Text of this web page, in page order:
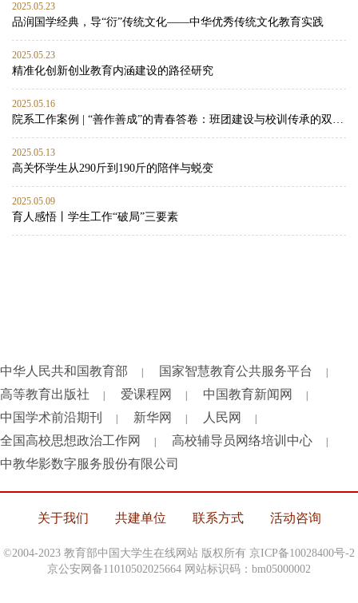
2025.05.23
品润国学经典，导“衍”传统文化——中华优秀传统文化教育实践
2025.05.23
精准化创新创业教育内涵建设的路径研究
2025.05.16
院系工作案例 | “善作善成”的青春答卷：班团建设与校训传承的双向赋能实践
2025.05.13
高关怀学生从290斤到190斤的陪伴与蜕变
2025.05.09
育人感悟丨学生工作“破局”三要素
中华人民共和国教育部 国家智慧教育公共服务平台
高等教育出版社 爱课程网 中国教育新闻网
中国学术前沿期刊 新华网 人民网
全国高校思想政治工作网 高校辅导员网络培训中心
中教华影数字服务股份有限公司
关于我们 共建单位 联系方式 活动咨询
©2004-2023 教育部中国大学生在线网站 版权所有 京ICP备10028400号-2
京公安网备11010502025664 网站标识码：bm05000002